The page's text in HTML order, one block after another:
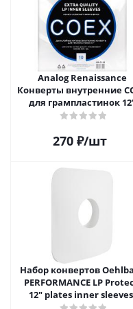
Analog Renaissance
Конверты внутренние
для грампластинок
270 ₽/шт
Набор конвертов
PERFORMANCE LP
12" plates inner